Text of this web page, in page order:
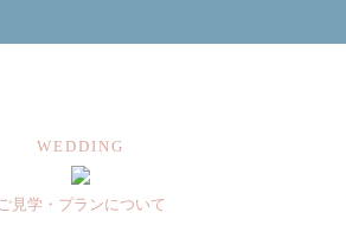
WEDDING
ご見学・プランについて